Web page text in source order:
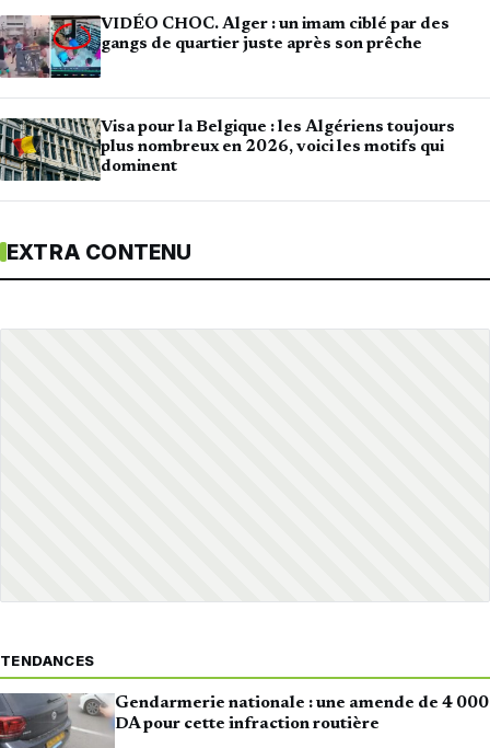
VIDÉO CHOC. Alger : un imam ciblé par des
gangs de quartier juste après son prêche
Visa pour la Belgique : les Algériens toujours
plus nombreux en 2026, voici les motifs qui
dominent
EXTRA CONTENU
TENDANCES
Gendarmerie nationale : une amende de 4 000
DA pour cette infraction routière